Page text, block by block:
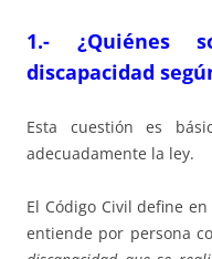
1.- ¿Quiénes
discapacidad
Esta cuestión es
adecuadamente la ley.
El Código Civil define
entiende por persona